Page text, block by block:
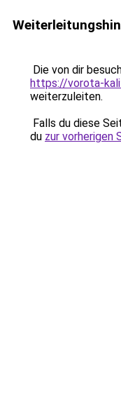
Die von dir
https://vorota-
weiterzuleiten.
Falls du diese
du zur vorherigen